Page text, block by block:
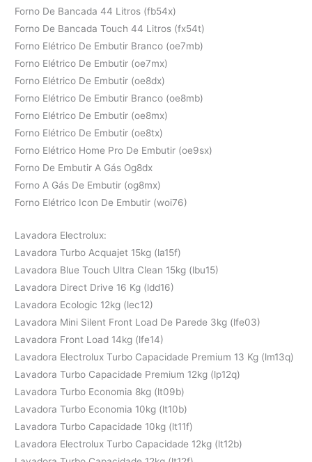
Forno De Bancada 44 Litros (fb54x)
Forno De Bancada Touch 44 Litros (fx54t)
Forno Elétrico De Embutir Branco (oe7mb)
Forno Elétrico De Embutir (oe7mx)
Forno Elétrico De Embutir (oe8dx)
Forno Elétrico De Embutir Branco (oe8mb)
Forno Elétrico De Embutir (oe8mx)
Forno Elétrico De Embutir (oe8tx)
Forno Elétrico Home Pro De Embutir (oe9sx)
Forno De Embutir A Gás Og8dx
Forno A Gás De Embutir (og8mx)
Forno Elétrico Icon De Embutir (woi76)
Lavadora Electrolux:
Lavadora Turbo Acquajet 15kg (la15f)
Lavadora Blue Touch Ultra Clean 15kg (lbu15)
Lavadora Direct Drive 16 Kg (ldd16)
Lavadora Ecologic 12kg (lec12)
Lavadora Mini Silent Front Load De Parede 3kg (lfe03)
Lavadora Front Load 14kg (lfe14)
Lavadora Electrolux Turbo Capacidade Premium 13 Kg (lm13q)
Lavadora Turbo Capacidade Premium 12kg (lp12q)
Lavadora Turbo Economia 8kg (lt09b)
Lavadora Turbo Economia 10kg (lt10b)
Lavadora Turbo Capacidade 10kg (lt11f)
Lavadora Electrolux Turbo Capacidade 12kg (lt12b)